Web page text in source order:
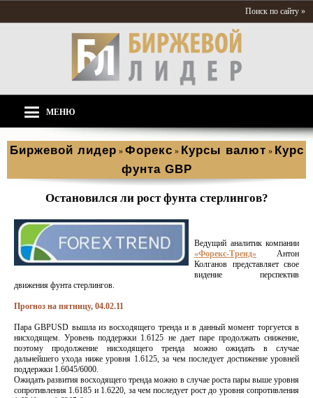
Поиск по сайту »
МЕНЮ
Биржевой лидер » Форекс » Курсы валют » Курс
фунта GBP
Остановился ли рост фунта стерлингов?
Ведущий аналитик компании
«Форекс-Тренд» Антон
Колганов представляет свое
видение перспектив
движения фунта стерлингов.
Прогноз на пятницу, 04.02.11
Пара GBPUSD вышла из восходящего тренда и в данный момент торгуется в
нисходящем. Уровень поддержки 1.6125 не дает паре продолжать снижение,
поэтому продолжение нисходящего тренда можно ожидать в случае
дальнейшего ухода ниже уровня 1.6125, за чем последует достижение уровней
поддержки 1.6045/6000.
Ожидать развития восходящего тренда можно в случае роста пары выше уровня
сопротивления 1.6185 и 1.6220, за чем последует рост до уровня сопротивления